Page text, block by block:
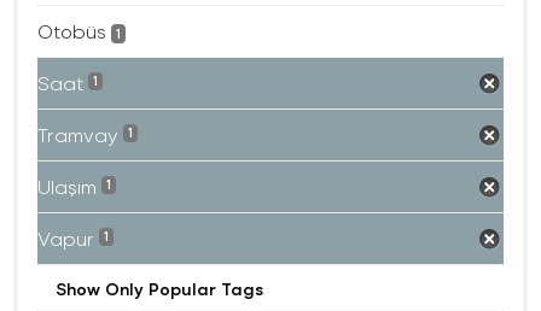
Otobüs 1
Saat 1
Tramvay 1
Ulaşım 1
Vapur 1
Show Only Popular Tags